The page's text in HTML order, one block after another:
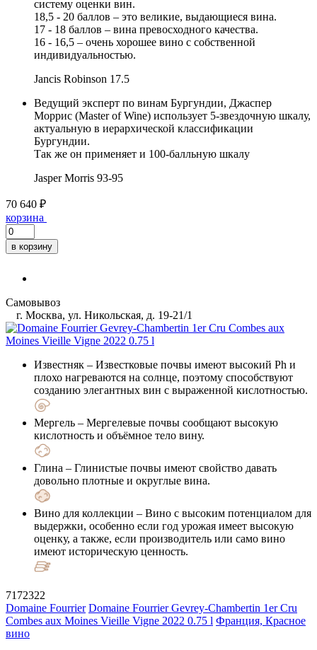
систему оценки вин.
18,5 - 20 баллов – это великие, выдающиеся вина.
17 - 18 баллов – вина превосходного качества.
16 - 16,5 – очень хорошее вино с собственной
индивидуальностью.
Jancis Robinson 17.5
Ведущий эксперт по винам Бургундии, Джаспер
Моррис (Master of Wine) использует 5-звездочную шкалу,
актуальную в иерархической классификации
Бургундии.
Так же он применяет и 100-балльную шкалу
Jasper Morris 93-95
70 640 ₽
корзина
в корзину
Самовывоз
г. Москва, ул. Никольская, д. 19-21/1
Известняк – Известковые почвы имеют высокий Ph и
плохо нагреваются на солнце, поэтому способствуют
созданию элегантных вин с выраженной кислотностью.
Мергель – Мергелевые почвы сообщают высокую
кислотность и объёмное тело вину.
Глина – Глинистые почвы имеют свойство давать
довольно плотные и округлые вина.
Вино для коллекции – Вино с высоким потенциалом для
выдержки, особенно если год урожая имеет высокую
оценку, а также, если производитель или само вино
имеют историческую ценность.
7172322
Domaine Fourrier Domaine Fourrier Gevrey-Chambertin 1er Cru
Combes aux Moines Vieille Vigne 2022 0.75 l Франция, Красное
вино